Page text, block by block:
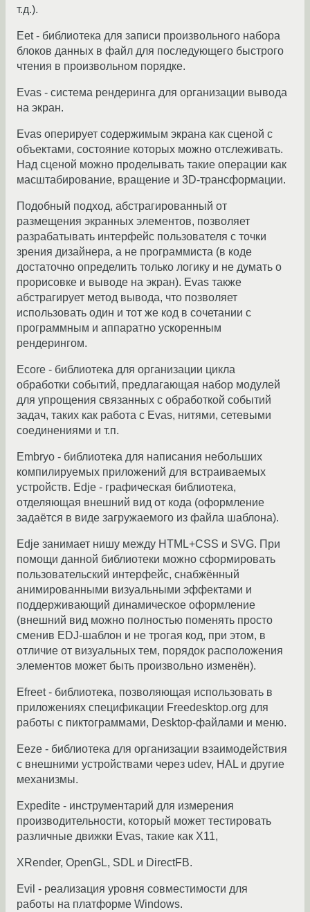
т.д.).
Eet - библиотека для записи произвольного набора
блоков данных в файл для последующего быстрого
чтения в произвольном порядке.
Evas - система рендеринга для организации вывода
на экран.
Evas оперирует содержимым экрана как сценой с
объектами, состояние которых можно отслеживать.
Над сценой можно проделывать такие операции как
масштабирование, вращение и 3D-трансформации.
Подобный подход, абстрагированный от
размещения экранных элементов, позволяет
разрабатывать интерфейс пользователя с точки
зрения дизайнера, а не программиста (в коде
достаточно определить только логику и не думать о
прорисовке и выводе на экран). Evas также
абстрагирует метод вывода, что позволяет
использовать один и тот же код в сочетании с
программным и аппаратно ускоренным
рендерингом.
Ecore - библиотека для организации цикла
обработки событий, предлагающая набор модулей
для упрощения связанных с обработкой событий
задач, таких как работа с Evas, нитями, сетевыми
соединениями и т.п.
Embryo - библиотека для написания небольших
компилируемых приложений для встраиваемых
устройств. Edje - графическая библиотека,
отделяющая внешний вид от кода (оформление
задаётся в виде загружаемого из файла шаблона).
Edje занимает нишу между HTML+CSS и SVG. При
помощи данной библиотеки можно сформировать
пользовательский интерфейс, снабжённый
анимированными визуальными эффектами и
поддерживающий динамическое оформление
(внешний вид можно полностью поменять просто
сменив EDJ-шаблон и не трогая код, при этом, в
отличие от визуальных тем, порядок расположения
элементов может быть произвольно изменён).
Efreet - библиотека, позволяющая использовать в
приложениях спецификации Freedesktop.org для
работы с пиктограммами, Desktop-файлами и меню.
Eeze - библиотека для организации взаимодействия
с внешними устройствами через udev, HAL и другие
механизмы.
Expedite - инструментарий для измерения
производительности, который может тестировать
различные движки Evas, такие как X11,
XRender, OpenGL, SDL и DirectFB.
Evil - реализация уровня совместимости для
работы на платформе Windows.